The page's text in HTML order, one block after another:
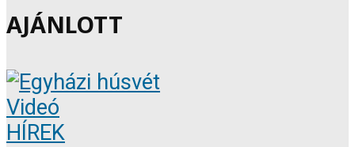
AJÁNLOTT
Videó
HÍREK